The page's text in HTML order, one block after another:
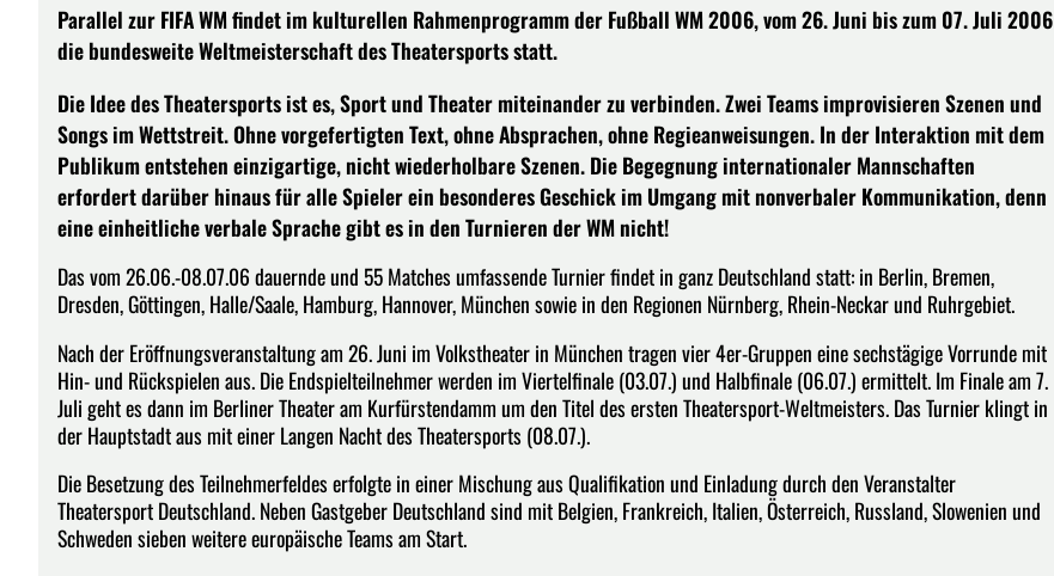
Parallel zur FIFA WM findet im kulturellen Rahmenprogramm der Fußball WM 2006, vom 26. Juni bis zum 07. Juli 2006
die bundesweite Weltmeisterschaft des Theatersports statt.
Die Idee des Theatersports ist es, Sport und Theater miteinander zu verbinden. Zwei Teams improvisieren Szenen und
Songs im Wettstreit. Ohne vorgefertigten Text, ohne Absprachen, ohne Regieanweisungen. In der Interaktion mit dem
Publikum entstehen einzigartige, nicht wiederholbare Szenen. Die Begegnung internationaler Mannschaften
erfordert darüber hinaus für alle Spieler ein besonderes Geschick im Umgang mit nonverbaler Kommunikation, denn
eine einheitliche verbale Sprache gibt es in den Turnieren der WM nicht!
Das vom 26.06.-08.07.06 dauernde und 55 Matches umfassende Turnier findet in ganz Deutschland statt: in Berlin, Bremen,
Dresden, Göttingen, Halle/Saale, Hamburg, Hannover, München sowie in den Regionen Nürnberg, Rhein-Neckar und Ruhrgebiet.
Nach der Eröffnungsveranstaltung am 26. Juni im Volkstheater in München tragen vier 4er-Gruppen eine sechstägige Vorrunde mit
Hin- und Rückspielen aus. Die Endspielteilnehmer werden im Viertelfinale (03.07.) und Halbfinale (06.07.) ermittelt. Im Finale am 7.
Juli geht es dann im Berliner Theater am Kurfürstendamm um den Titel des ersten Theatersport-Weltmeisters. Das Turnier klingt in
der Hauptstadt aus mit einer Langen Nacht des Theatersports (08.07.).
Die Besetzung des Teilnehmerfeldes erfolgte in einer Mischung aus Qualifikation und Einladung durch den Veranstalter
Theatersport Deutschland. Neben Gastgeber Deutschland sind mit Belgien, Frankreich, Italien, Österreich, Russland, Slowenien und
Schweden sieben weitere europäische Teams am Start.